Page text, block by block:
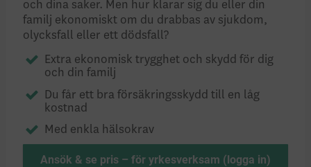
och dina saker. Men hur klarar sig du eller din
familj ekonomiskt om du drabbas av sjukdom,
olycksfall eller ett dödsfall?
Extra ekonomisk trygghet och skydd för dig
och din familj
Du får ett bra försäkringsskydd till en låg
kostnad
Med enkla hälsokrav
Ansök & se pris – för yrkesverksam (logga in)